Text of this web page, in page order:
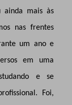
ainda mais às
nas frentes
um ano e
em uma
e se
Foi,